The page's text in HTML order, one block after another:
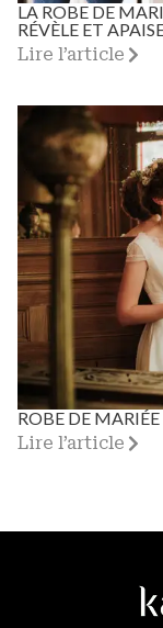
LA ROBE DE
RÉVÈLE ET
Lire l’article
ROBE DE MARIÉE
Lire l’article